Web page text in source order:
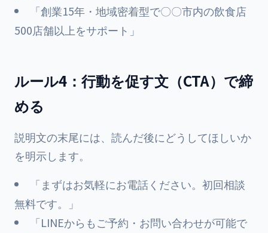
「創業15年・地域密着型で〇〇市内の飲食店
500店舗以上をサポート」
ルール4：行動を促す文（CTA）で締
める
説明文の末尾には、読んだ後にどうしてほしいか
を明示します。
「まずはお気軽にお電話ください。初回相談
無料です。」
「LINEからもご予約・お問い合わせが可能で